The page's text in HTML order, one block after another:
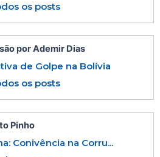
os posts
por Ademir Dias
de Golpe na Bolívia
os posts
Pinho
Conivência na Corru...